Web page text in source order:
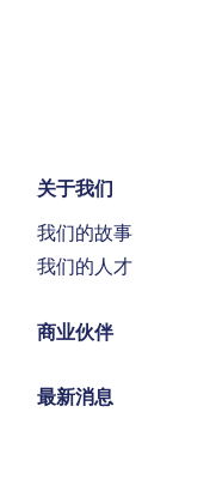
关于我们
我们的故事
我们的人才
商业伙伴
最新消息